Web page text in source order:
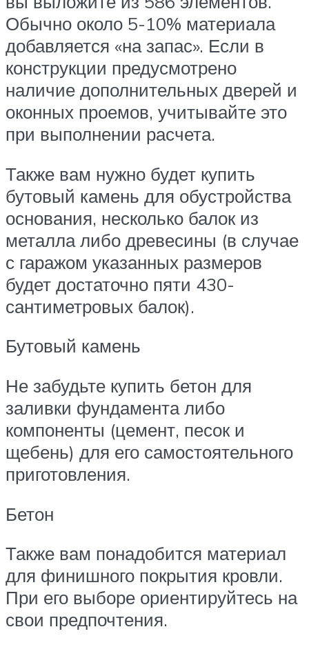
Обычно около 5-10% материала
добавляется «на запас». Если в
конструкции предусмотрено
наличие дополнительных дверей и
оконных проемов, учитывайте это
при выполнении расчета.
Также вам нужно будет купить
бутовый камень для обустройства
основания, несколько балок из
металла либо древесины (в случае
с гаражом указанных размеров
будет достаточно пяти 430-
сантиметровых балок).
Бутовый камень
Не забудьте купить бетон для
заливки фундамента либо
компоненты (цемент, песок и
щебень) для его самостоятельного
приготовления.
Бетон
Также вам понадобится материал
для финишного покрытия кровли.
При его выборе ориентируйтесь на
свои предпочтения.